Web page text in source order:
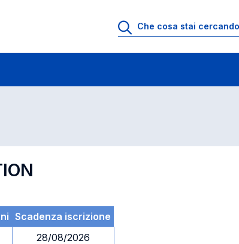
Scadenza iscrizione
28/08/2026